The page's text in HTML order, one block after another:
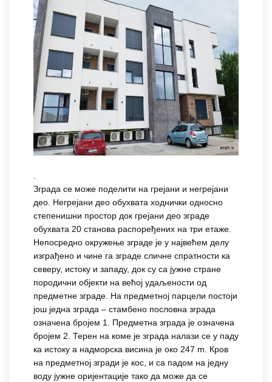
.
Зграда се може поделити на грејани и негрејани
део. Негрејани део обухвата ходнички односно
степенишни простор док грејани део зграде
обухвата 20 станова распоређених на три етаже.
Непосредно окружење зграде је у највећем делу
изграђено и чине га зграде сличне спратности ка
северу, истоку и западу, док су са јужне стране
породични објекти на већој удаљености од
предметне зграде. На предметној парцели постоји
још једна зграда – стамбено пословна зграда
означена бројем 1. Предметна зграда је означена
бројем 2. Терен на коме је зграда налази се у паду
ка истоку а надморска висина је око 247 m. Кров
на предметној згради је кос, и са падом на једну
воду јужне оријентације тако да може да се